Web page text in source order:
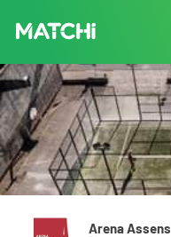
Arena Assens